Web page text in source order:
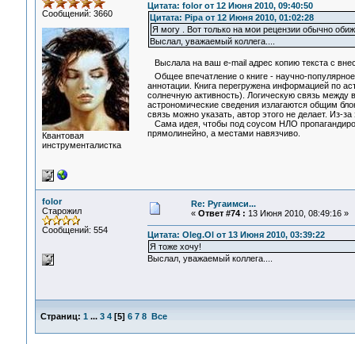
Сообщений: 3660
Квантовая
инструменталистка
Цитата: folor от 12 Июня 2010, 09:40:50
Цитата: Pipa от 12 Июня 2010, 01:02:28
Я могу . Вот только на мои рецензии обычно
Выслал, уважаемый коллега....
Выслала на ваш e-mail адрес копию текста с
Общее впечатление о книге - научно-
аннотации. Книга перегружена информацией по
солнечную активность). Логическую связь между
астрономические сведения излагаются общим
связь можно указать, автор этого не делает. Из-
Сама идея, чтобы под соусом НЛО
прямолинейно, а местами навязчиво.
folor
Старожил
Сообщений: 554
Re: Ругаимси...
« Ответ #74 : 13 Июня 2010, 08:49:16 »
Цитата: Oleg.Ol от 13 Июня 2010, 03:39:22
Я тоже хочу!
Выслал, уважаемый коллега....
Страниц: 1 ... 3 4[5] 6 7 8 Все